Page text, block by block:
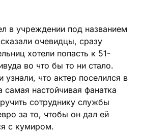
в учреждении под названием
очевидцы, сразу
хотели попасть к 51-
во что бы то ни стало.
узнали, что актер поселился в
самая настойчивая фанатка
сотруднику службы
за то, чтобы он дал ей
с кумиром.